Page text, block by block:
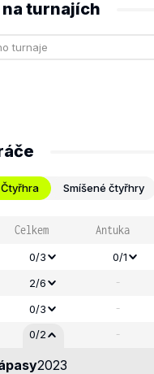
turnajích
Čtyřhra Smíšené čtyřhry
Celkem Antuka
0/3 0/1
2/6 -
0/3 -
0/2 -
2023